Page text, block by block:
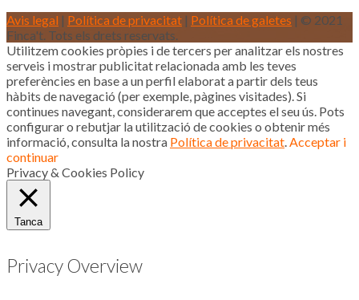
Avis legal | Política de privacitat | Política de galetes | © 2021
Finca't. Tots els drets reservats.
Utilitzem cookies pròpies i de tercers per analitzar els nostres
serveis i mostrar publicitat relacionada amb les teves
preferències en base a un perfil elaborat a partir dels teus
hàbits de navegació (per exemple, pàgines visitades). Si
continues navegant, considerarem que acceptes el seu ús. Pots
configurar o rebutjar la utilització de cookies o obtenir més
informació, consulta la nostra Política de privacitat Acceptar i
continuar
Privacy & Cookies Policy
Tanca
Privacy Overview